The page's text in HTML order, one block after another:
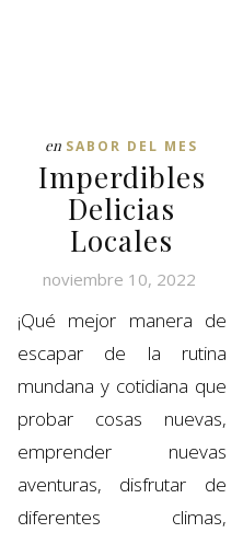
en SABOR DEL MES
Imperdibles
Delicias
Locales
noviembre 10, 2022
¡Qué mejor manera de
escapar de la rutina
mundana y cotidiana que
probar cosas nuevas,
emprender nuevas
aventuras, disfrutar de
diferentes climas,